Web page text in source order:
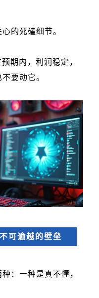
的死磕细节。
期内，利润稳定，
要动它。
可逾越的壁垒
：一种是真不懂，